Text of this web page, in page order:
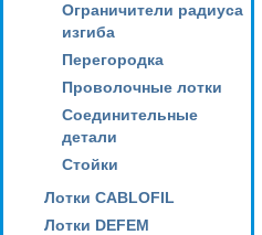
Ограничители радиуса
изгиба
Перегородка
Проволочные лотки
Соединительные
детали
Стойки
Лотки CABLOFIL
Лотки DEFEM